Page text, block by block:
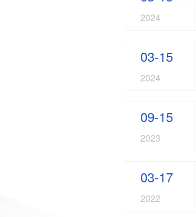
2024
03-15
2024
09-15
2023
03-17
2022